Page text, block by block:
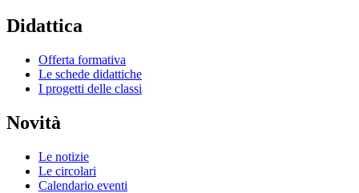
Didattica
Offerta formativa
Le schede didattiche
I progetti delle classi
Novità
Le notizie
Le circolari
Calendario eventi